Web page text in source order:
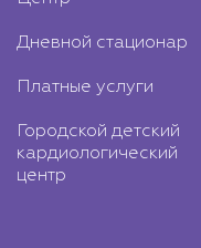
Дневной стационар
Платные услуги
Городской детский
кардиологический
центр